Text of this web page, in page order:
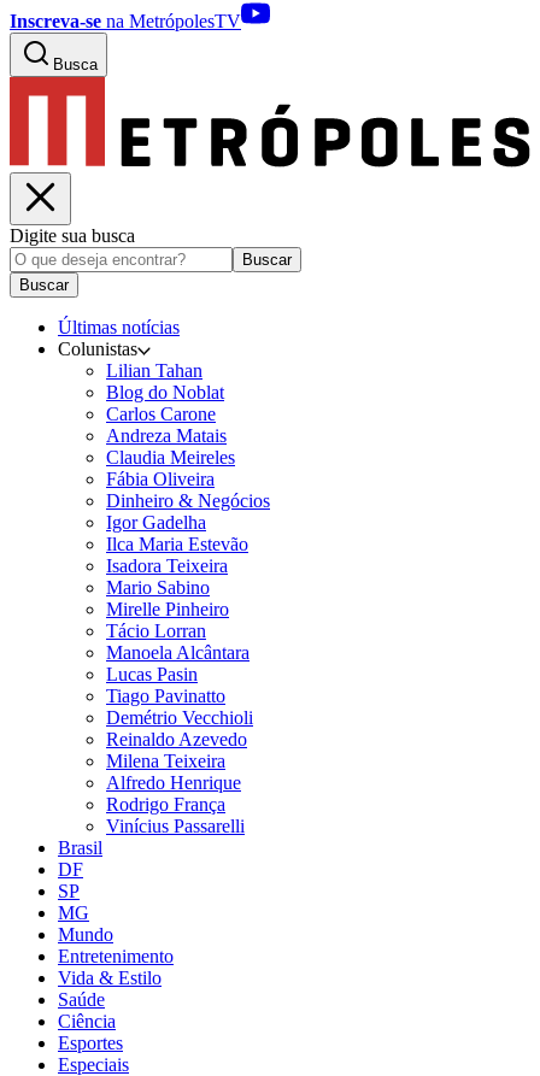
Inscreva-se na MetrópolesTV
Busca
Digite sua busca
Buscar
Buscar
Últimas notícias
Colunistas
Lilian Tahan
Blog do Noblat
Carlos Carone
Andreza Matais
Claudia Meireles
Fábia Oliveira
Dinheiro & Negócios
Igor Gadelha
Ilca Maria Estevão
Isadora Teixeira
Mario Sabino
Mirelle Pinheiro
Tácio Lorran
Manoela Alcântara
Lucas Pasin
Tiago Pavinatto
Demétrio Vecchioli
Reinaldo Azevedo
Milena Teixeira
Alfredo Henrique
Rodrigo França
Vinícius Passarelli
Brasil
DF
SP
MG
Mundo
Entretenimento
Vida & Estilo
Saúde
Ciência
Esportes
Especiais